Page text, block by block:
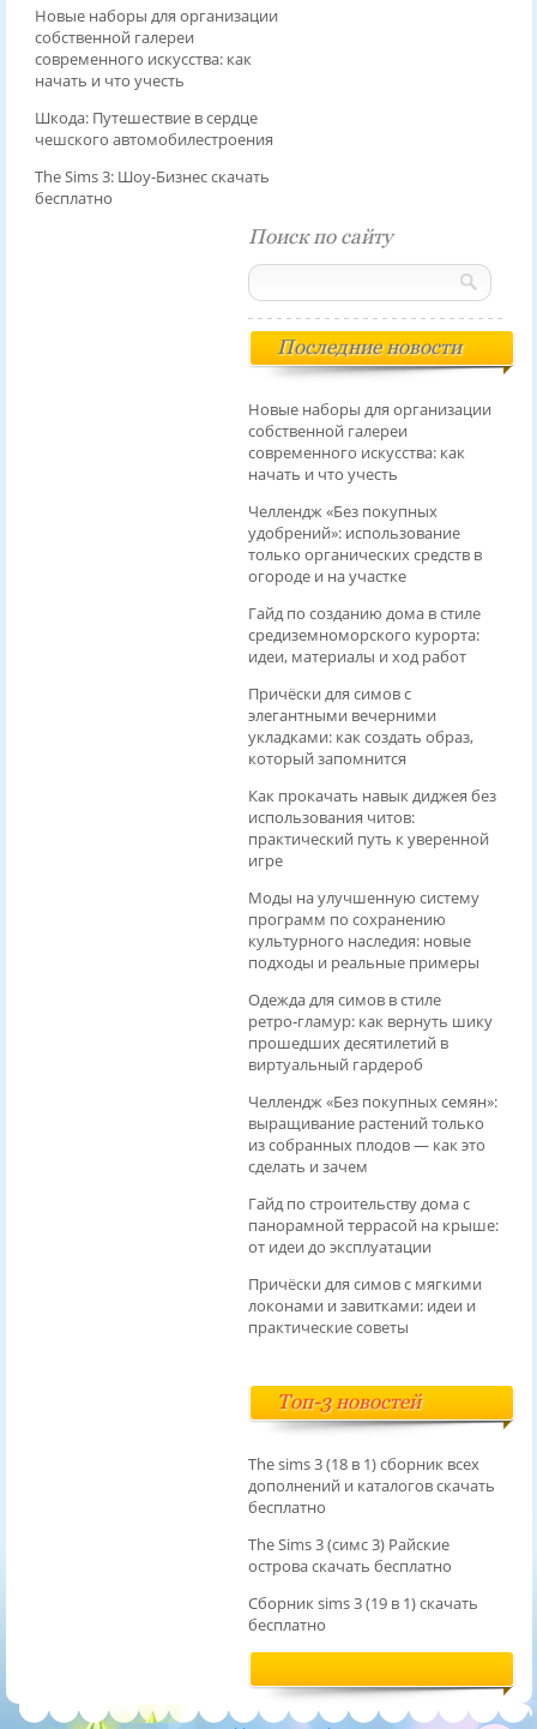
Новые наборы для организации
собственной галереи
современного искусства: как
начать и что учесть
Шкода: Путешествие в сердце
чешского автомобилестроения
The Sims 3: Шоу-Бизнес скачать
бесплатно
Поиск по сайту
Последние новости
Новые наборы для организации
собственной галереи
современного искусства: как
начать и что учесть
Челлендж «Без покупных
удобрений»: использование
только органических средств в
огороде и на участке
Гайд по созданию дома в стиле
средиземноморского курорта:
идеи, материалы и ход работ
Причёски для симов с
элегантными вечерними
укладками: как создать образ,
который запомнится
Как прокачать навык диджея без
использования читов:
практический путь к уверенной
игре
Моды на улучшенную систему
программ по сохранению
культурного наследия: новые
подходы и реальные примеры
Одежда для симов в стиле
ретро‑гламур: как вернуть шику
прошедших десятилетий в
виртуальный гардероб
Челлендж «Без покупных семян»:
выращивание растений только
из собранных плодов — как это
сделать и зачем
Гайд по строительству дома с
панорамной террасой на крыше:
от идеи до эксплуатации
Причёски для симов с мягкими
локонами и завитками: идеи и
практические советы
Топ-3 новостей
The sims 3 (18 в 1) сборник всех
дополнений и каталогов скачать
бесплатно
The Sims 3 (симс 3) Райские
острова скачать бесплатно
Сборник sims 3 (19 в 1) скачать
бесплатно